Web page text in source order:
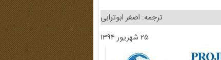
ترجمه: اصغر ابوترابی
25 شهریور 1394